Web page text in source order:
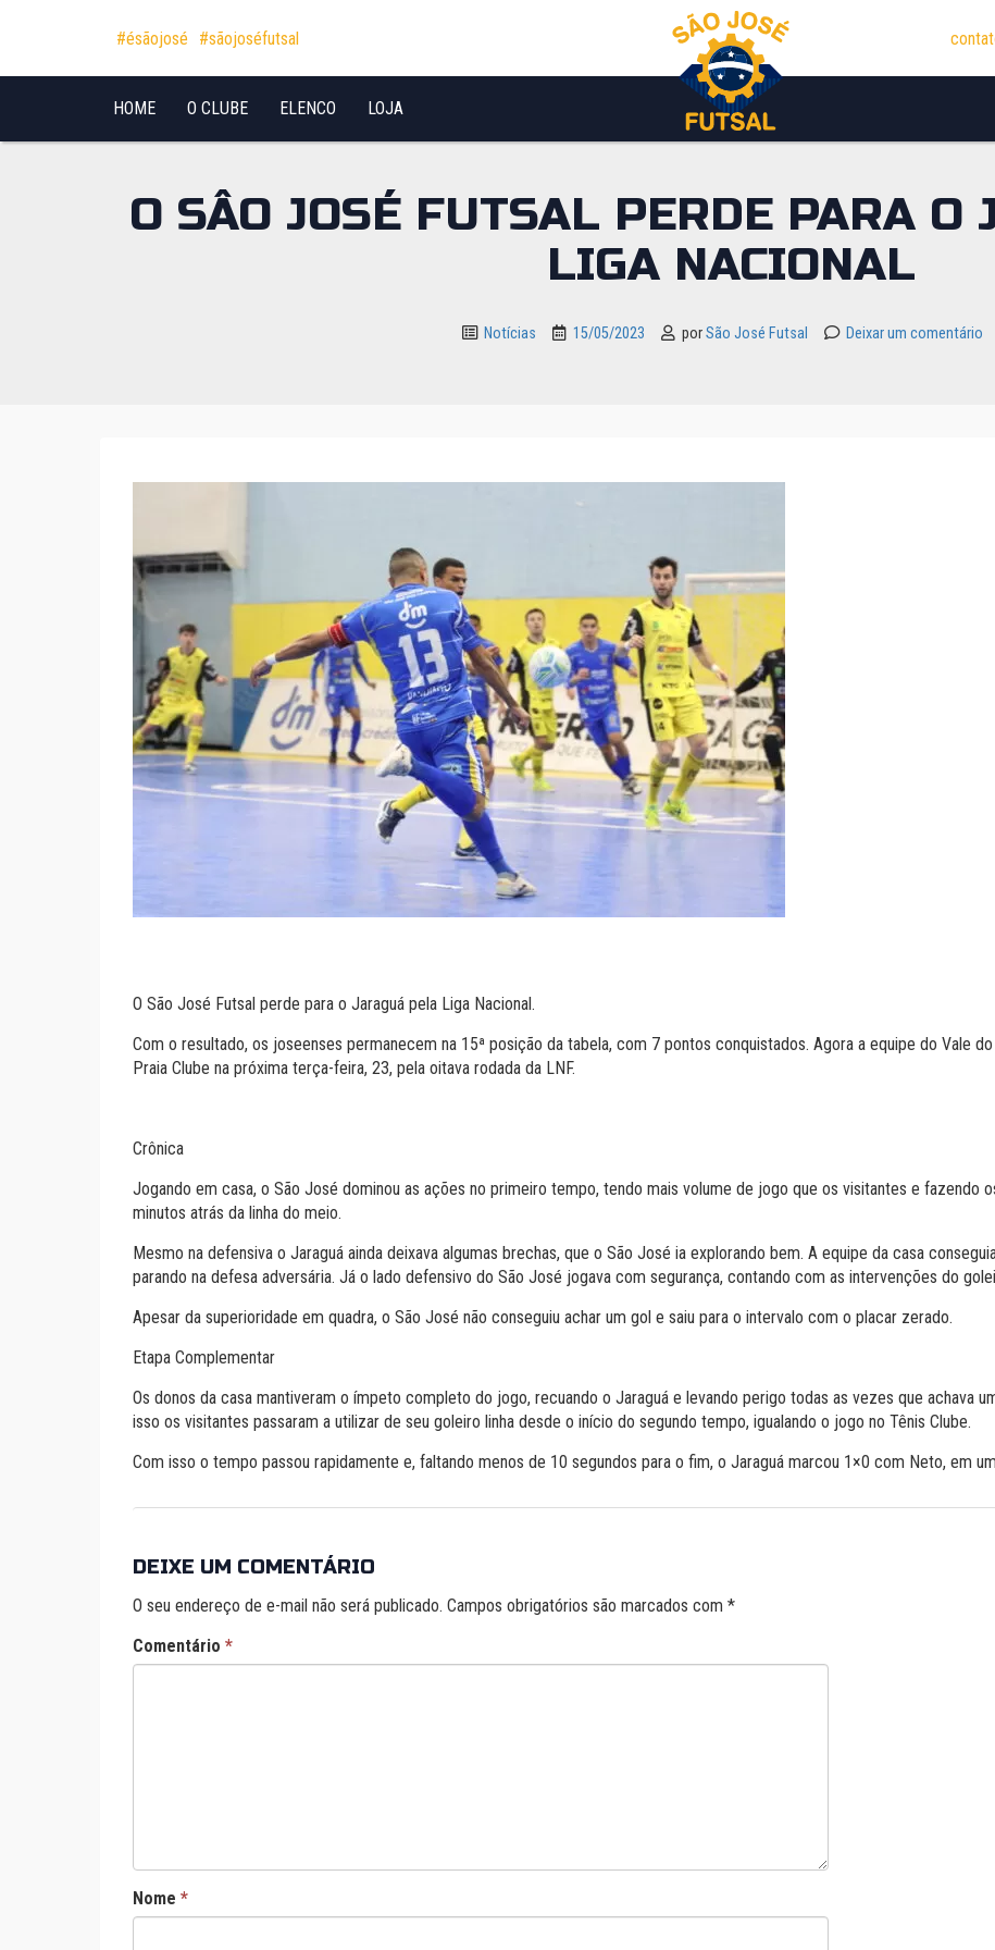
Pular para o conteúdo
#ésãojosé #sãojoséfutsal
HOME O CLUBE ELENCO LOJA
O SÂO JOSÉ FUTSAL PERDE PARA O
LIGA NACIONAL
Notícias 15/05/2023 porSão José Futsal Deixar um comentário
O São José Futsal perde para o Jaraguá pela Liga Nacional.
Com o resultado, os joseenses permanecem na 15ª posição da tabela, com 7 pontos conquistados. Agora a equipe do Vale
Praia Clube na próxima terça-feira, 23, pela oitava rodada da LNF.
Crônica
Jogando em casa, o São José dominou as ações no primeiro tempo, tendo mais volume de jogo que os visitantes e fazendo
minutos atrás da linha do meio.
Mesmo na defensiva o Jaraguá ainda deixava algumas brechas, que o São José ia explorando bem. A equipe da casa
parando na defesa adversária. Já o lado defensivo do São José jogava com segurança, contando com as intervenções do
Apesar da superioridade em quadra, o São José não conseguiu achar um gol e saiu para o intervalo com o placar zerado.
Etapa Complementar
Os donos da casa mantiveram o ímpeto completo do jogo, recuando o Jaraguá e levando perigo todas as vezes que achava
isso os visitantes passaram a utilizar de seu goleiro linha desde o início do segundo tempo, igualando o jogo no Tênis Clube.
Com isso o tempo passou rapidamente e, faltando menos de 10 segundos para o fim, o Jaraguá marcou 1×0 com Neto, em
DEIXE UM COMENTÁRIO
O seu endereço de e-mail não será publicado. Campos obrigatórios são marcados com *
Comentário *
Nome *